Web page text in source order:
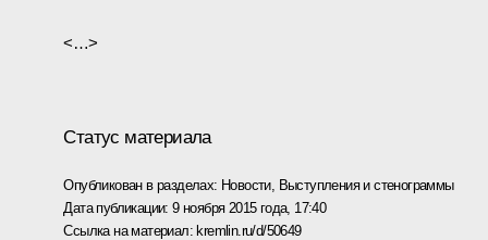
<…>
Статус материала
Опубликован в разделах: Новости, Выступления и стенограммы
Дата публикации:9 ноября 2015 года, 17:40
Ссылка на материал: kremlin.ru/d/50649